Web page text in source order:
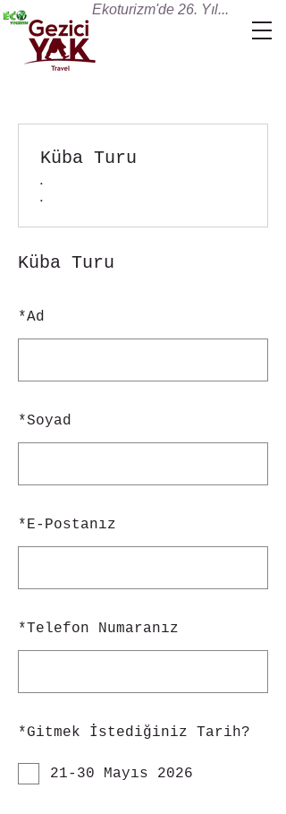
Ekoturizm'de 26. Yıl...
Küba Turu
*Ad
*Soyad
*E-Postanız
*Telefon Numaranız
*Gitmek İstediğiniz Tarih?
21-30 Mayıs 2026
Küba Turu
.
.